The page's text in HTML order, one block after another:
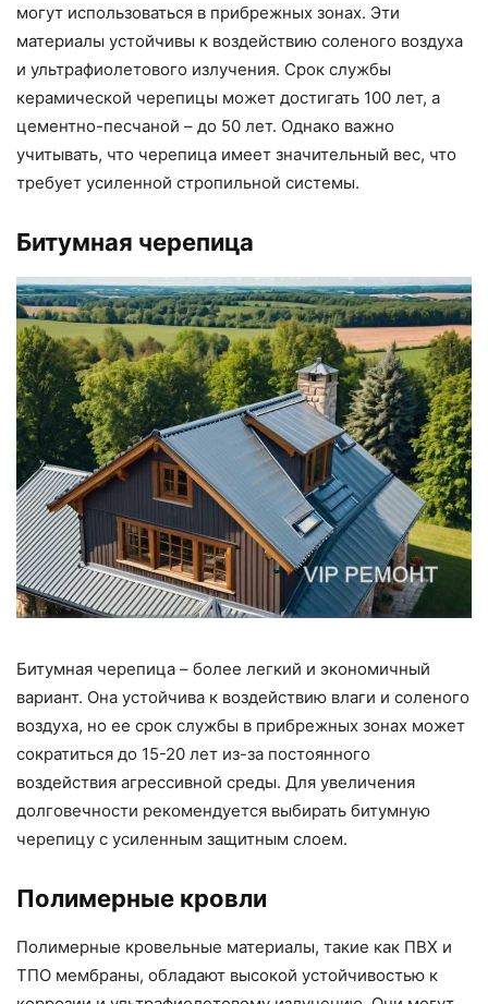
могут использоваться в прибрежных зонах. Эти
материалы устойчивы к воздействию соленого воздуха
и ультрафиолетового излучения. Срок службы
керамической черепицы может достигать 100 лет, а
цементно-песчаной – до 50 лет. Однако важно
учитывать, что черепица имеет значительный вес, что
требует усиленной стропильной системы.
Битумная черепица
Битумная черепица – более легкий и экономичный
вариант. Она устойчива к воздействию влаги и соленого
воздуха, но ее срок службы в прибрежных зонах может
сократиться до 15-20 лет из-за постоянного
воздействия агрессивной среды. Для увеличения
долговечности рекомендуется выбирать битумную
черепицу с усиленным защитным слоем.
Полимерные кровли
Полимерные кровельные материалы, такие как ПВХ и
ТПО мембраны, обладают высокой устойчивостью к